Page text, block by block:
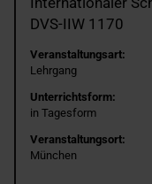
DVS-IIW 1170
Veranstaltungsart:
Lehrgang
Unterrichtsform:
in Tagesform
Veranstaltungsort:
München